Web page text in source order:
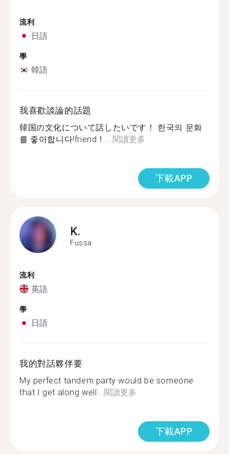
流利
日語
學
韓語
我喜歡談論的話題
韓国の文化について話したいです！ 한국의 문화
를 좋아합니다!friend！...閱讀更多
下載APP
K.
Fussa
流利
英語
學
日語
我的對話夥伴要
My perfect tandem party would be someone
that I get along well...閱讀更多
下載APP